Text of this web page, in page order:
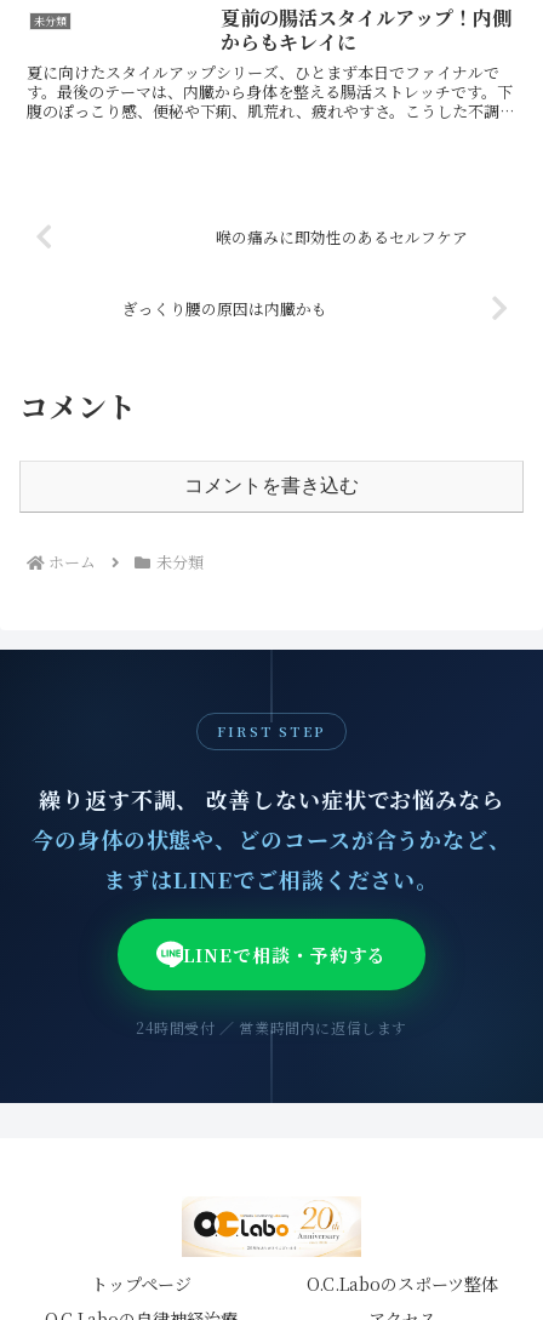
への負担や脱水、身体全体の緊張などが
重なって、思った以上に強...
未分類
夏前の腸活スタイルアップ！内側
からもキレイに
夏に向けたスタイルアップシリーズ、ひとまず本日でファイナルで
す。最後のテーマは、内臓から身体を整える腸活ストレッチです。下
腹のぽっこり感、便秘や下痢、肌荒れ、疲れやすさ。こうした不調
喉の痛みに即効性のあるセルフケア
ぎっくり腰の原因は内臓かも
コメント
コメントを書き込む
ホーム 未分類
FIRST STEP
繰り返す不調、 改善しない症状でお悩みなら
今の身体の状態や、どのコースが合うかなど、
まずはLINEでご相談ください。
LINEで相談・予約する
24時間受付 ／ 営業時間内に返信します
トップページ
O.C.Laboのスポーツ整体